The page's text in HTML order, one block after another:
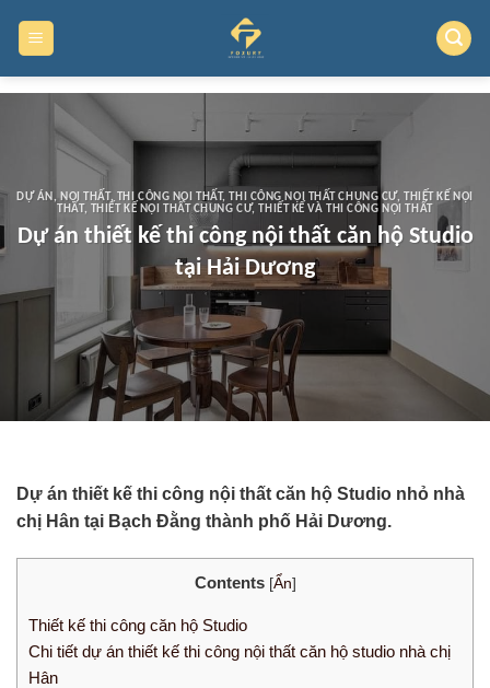
DỰ ÁN, NỘI THẤT , THI CÔNG NỘI THẤT, THI CÔNG NỘI THẤT CHUNG CƯ,
THIẾT KẾ NỘI
THẤT , THIẾT KẾ NỘI THẤT CHUNG CƯ, THIẾT KẾ VÀ THI CÔNG NỘI THẤT
Dự án thiết kế thi công nội thất căn hộ Studio
tại Hải Dương
Dự án thiết kế thi công nội thất căn hộ Studio nhỏ nhà
chị Hân tại Bạch Đằng thành phố Hải Dương.
Contents [Ẩn]
Thiết kế thi công căn hộ Studio
Chi tiết dự án thiết kế thi công nội thất căn hộ studio nhà chị
Hân